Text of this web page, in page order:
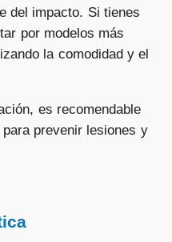
del impacto. Si tienes
por modelos más
la comodidad y el
es recomendable
prevenir lesiones y